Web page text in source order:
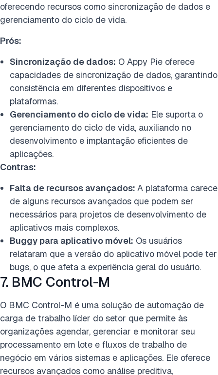
oferecendo recursos como sincronização de dados e
gerenciamento do ciclo de vida.
Prós:
Sincronização de dados: O Appy Pie oferece
capacidades de sincronização de dados, garantindo
consistência em diferentes dispositivos e
plataformas.
Gerenciamento do ciclo de vida: Ele suporta o
gerenciamento do ciclo de vida, auxiliando no
desenvolvimento e implantação eficientes de
aplicações.
Contras:
Falta de recursos avançados: A plataforma carece
de alguns recursos avançados que podem ser
necessários para projetos de desenvolvimento de
aplicativos mais complexos.
Buggy para aplicativo móvel: Os usuários
relataram que a versão do aplicativo móvel pode ter
bugs, o que afeta a experiência geral do usuário.
7. BMC Control-M
O BMC Control-M é uma solução de automação de
carga de trabalho líder do setor que permite às
organizações agendar, gerenciar e monitorar seu
processamento em lote e fluxos de trabalho de
negócio em vários sistemas e aplicações. Ele oferece
recursos avançados como análise preditiva,